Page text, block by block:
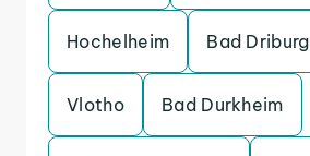
Hochelheim Bad Driburg
Vlotho Bad Durkheim